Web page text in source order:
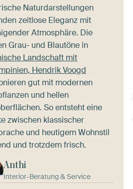
Naturdarstellungen
zeitlose Eleganz mit
Atmosphäre. Die
Grau- und Blautöne in
Landschaft mit
Hendrik Voogd
gut mit modernen
und hellen
So entsteht eine
zwischen klassischer
und heutigem Wohnstil
und trotzdem frisch.
Anthi
Interior-Beratung & Service